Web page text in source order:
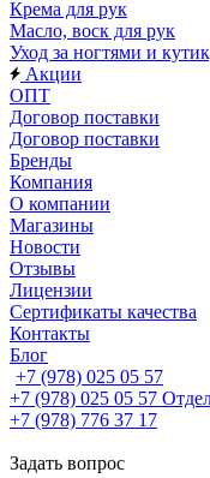
Крема для рук
Масло, воск для рук
Уход за ногтями и
Акции
ОПТ
Договор поставки
Договор поставки
Бренды
Компания
О компании
Магазины
Новости
Отзывы
Лицензии
Сертификаты качества
Контакты
Блог
+7 (978) 025 05 57
+7 (978) 025 05 57
+7 (978) 776 37 17
Задать вопрос